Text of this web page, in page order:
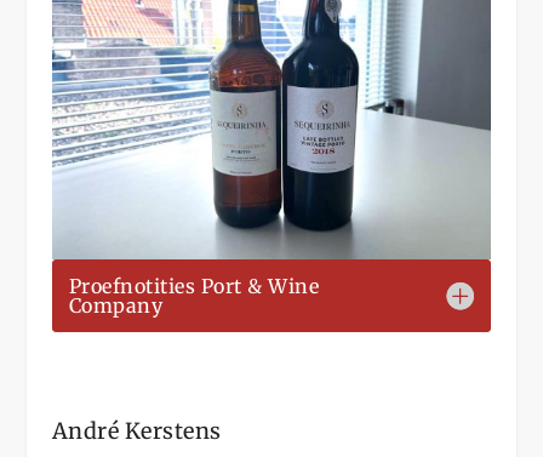
Proefnotities Port & Wine
Company
André Kerstens